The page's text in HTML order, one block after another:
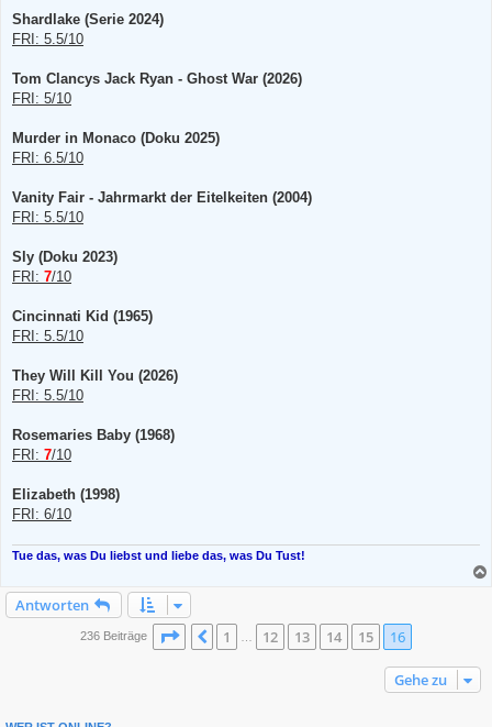
Shardlake (Serie 2024)
FRI: 5.5/10
Tom Clancys Jack Ryan - Ghost War (2026)
FRI: 5/10
Murder in Monaco (Doku 2025)
FRI: 6.5/10
Vanity Fair - Jahrmarkt der Eitelkeiten (2004)
FRI: 5.5/10
Sly (Doku 2023)
FRI: 7/10
Cincinnati Kid (1965)
FRI: 5.5/10
They Will Kill You (2026)
FRI: 5.5/10
Rosemaries Baby (1968)
FRI: 7/10
Elizabeth (1998)
FRI: 6/10
Tue das, was Du liebst und liebe das, was Du Tust!
Antworten
236 Beiträge Seite 16 von 16
Vorherige
1 12 13 14 15 16
Gehe zu